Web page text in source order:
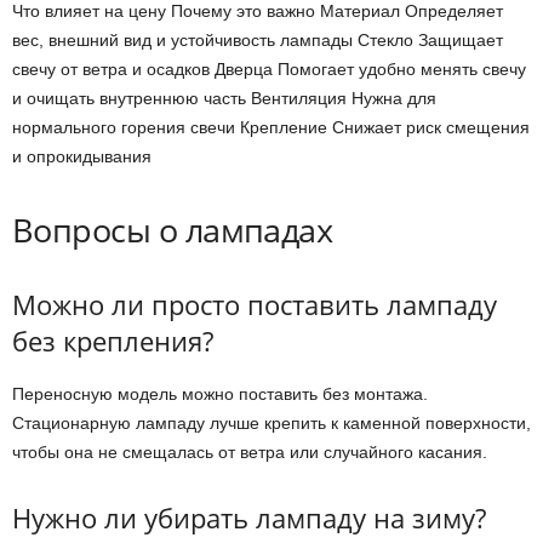
Что влияет на цену Почему это важно Материал Определяет
вес, внешний вид и устойчивость лампады Стекло Защищает
свечу от ветра и осадков Дверца Помогает удобно менять свечу
и очищать внутреннюю часть Вентиляция Нужна для
нормального горения свечи Крепление Снижает риск смещения
и опрокидывания
Вопросы о лампадах
Можно ли просто поставить лампаду
без крепления?
Переносную модель можно поставить без монтажа.
Стационарную лампаду лучше крепить к каменной поверхности,
чтобы она не смещалась от ветра или случайного касания.
Нужно ли убирать лампаду на зиму?